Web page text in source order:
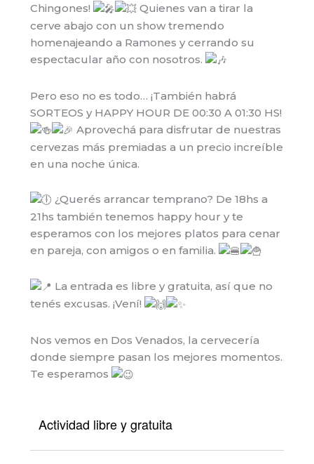
Chingones!
Quienes van a tirar la
cerve abajo con un show tremendo
homenajeando a Ramones y cerrando su
espectacular año con nosotros.
Pero eso no es todo… ¡También habrá
SORTEOS y HAPPY HOUR DE 00:30 A 01:30 HS!
Aprovechá paradisfrutar de nuestras
cervezas más premiadas a un precio increíble
en una noche única.
¿Querés arrancar temprano? De 18hs a
21hs también tenemos happy hour y te
esperamos con los mejores platos para cenar
en pareja, con amigos o en familia.
La entrada es libre y gratuita, así que no
tenés excusas. ¡Vení!
Nos vemos en Dos Venados, la cervecería
donde siempre pasan los mejores momentos.
Te esperamos
Actividad libre y gratuita